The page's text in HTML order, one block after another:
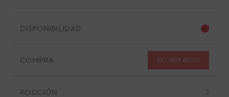
DISPONIBILIDAD
COMPRA RECIBIR AVISO
POSICIÓN 2